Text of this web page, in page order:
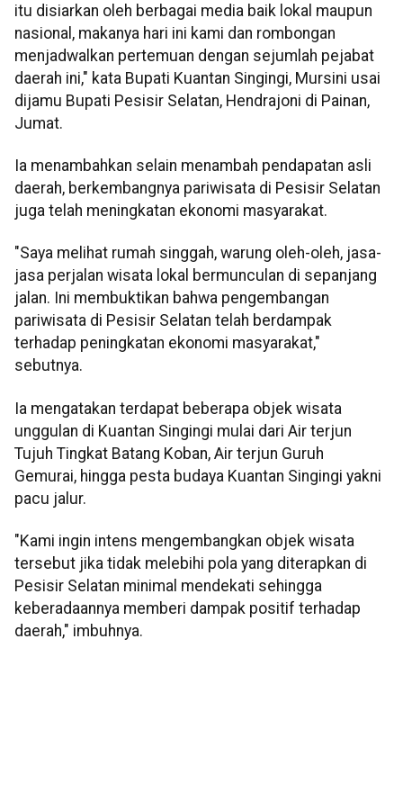
itu disiarkan oleh berbagai media baik lokal maupun
nasional, makanya hari ini kami dan rombongan
menjadwalkan pertemuan dengan sejumlah pejabat
daerah ini," kata Bupati Kuantan Singingi, Mursini usai
dijamu Bupati Pesisir Selatan, Hendrajoni di Painan,
Jumat.
Ia menambahkan selain menambah pendapatan asli
daerah, berkembangnya pariwisata di Pesisir Selatan
juga telah meningkatan ekonomi masyarakat.
"Saya melihat rumah singgah, warung oleh-oleh, jasa-
jasa perjalan wisata lokal bermunculan di sepanjang
jalan. Ini membuktikan bahwa pengembangan
pariwisata di Pesisir Selatan telah berdampak
terhadap peningkatan ekonomi masyarakat,"
sebutnya.
Ia mengatakan terdapat beberapa objek wisata
unggulan di Kuantan Singingi mulai dari Air terjun
Tujuh Tingkat Batang Koban, Air terjun Guruh
Gemurai, hingga pesta budaya Kuantan Singingi yakni
pacu jalur.
"Kami ingin intens mengembangkan objek wisata
tersebut jika tidak melebihi pola yang diterapkan di
Pesisir Selatan minimal mendekati sehingga
keberadaannya memberi dampak positif terhadap
daerah," imbuhnya.